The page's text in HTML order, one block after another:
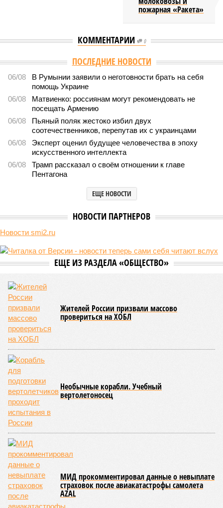
пожарная «Ракета»
КОММЕНТАРИИ 0
ПОСЛЕДНИЕ НОВОСТИ
06/08
В Румынии заявили о неготовности брать на себя
помощь Украине
06/08
Матвиенко: россиянам могут рекомендовать не
посещать Армению
06/08
Пьяный поляк жестоко избил двух
соотечественников, перепутав их с украинцами
06/08
Эксперт оценил будущее человечества в эпоху
искусственного интеллекта
06/08
Трамп рассказал о своём отношении к главе
Пентагона
ЕЩЕ НОВОСТИ
НОВОСТИ ПАРТНЕРОВ
Новости smi2.ru
ЕЩЕ ИЗ РАЗДЕЛА «ОБЩЕСТВО»
Жителей России призвали массово
провериться на ХОБЛ
Необычные корабли. Учебный
вертолетоносец
МИД прокомментировал данные о невыплате
страховок после авиакатастрофы самолета
AZAL